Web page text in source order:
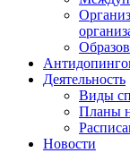
Деятельность
Виды
Планы
Новости